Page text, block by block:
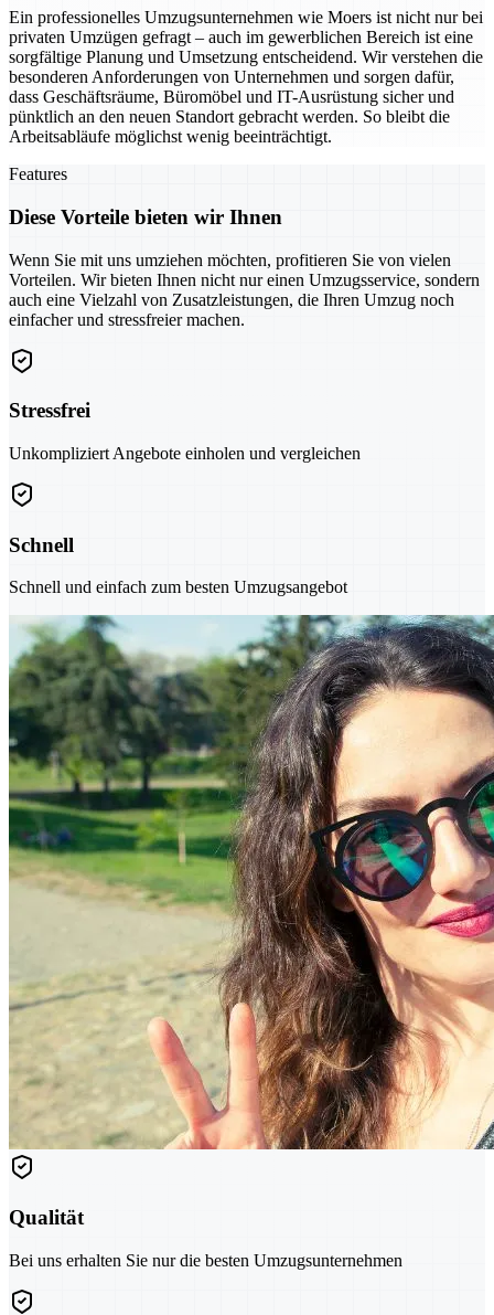
Ein professionelles Umzugsunternehmen wie Moers ist nicht nur bei
privaten Umzügen gefragt – auch im gewerblichen Bereich ist eine
sorgfältige Planung und Umsetzung entscheidend. Wir verstehen die
besonderen Anforderungen von Unternehmen und sorgen dafür,
dass Geschäftsräume, Büromöbel und IT-Ausrüstung sicher und
pünktlich an den neuen Standort gebracht werden. So bleibt die
Arbeitsabläufe möglichst wenig beeinträchtigt.
Features
Diese Vorteile bieten wir Ihnen
Wenn Sie mit uns umziehen möchten, profitieren Sie von vielen
Vorteilen. Wir bieten Ihnen nicht nur einen Umzugsservice, sondern
auch eine Vielzahl von Zusatzleistungen, die Ihren Umzug noch
einfacher und stressfreier machen.
Stressfrei
Unkompliziert Angebote einholen und vergleichen
Schnell
Schnell und einfach zum besten Umzugsangebot
Qualität
Bei uns erhalten Sie nur die besten Umzugsunternehmen